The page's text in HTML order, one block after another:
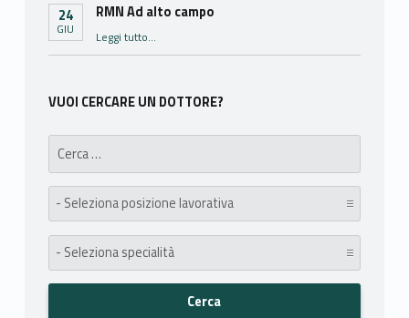
24
GIU
RMN Ad alto campo
Leggi tutto…
VUOI CERCARE UN DOTTORE?